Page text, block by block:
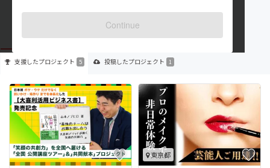
Continue
出身国：日本 出身地：未設定
支援したプロジェクト 5 投稿したプロジェクト 1
東京都